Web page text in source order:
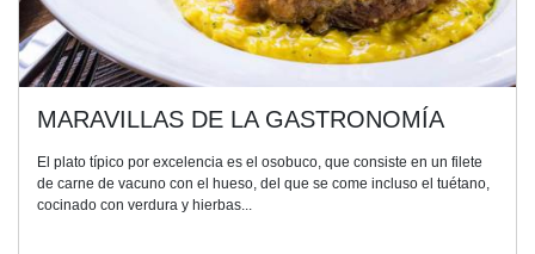
CATEDRAL
El monumento que tienes delante, este coloso de mármol, esta
montaña blanca llena de puntas afiladas llamadas "agujas", tiene un
estilo propio que no tiene parangón en...